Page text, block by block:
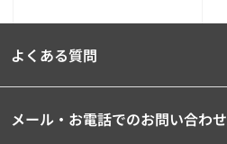
よくある質問
メール・お電話でのお問い合わせ